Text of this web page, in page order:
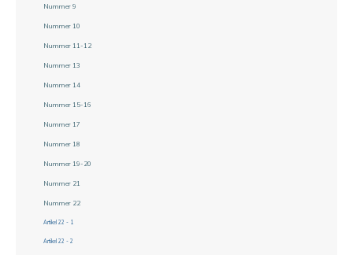
Nummer 9
Nummer 10
Nummer 11-12
Nummer 13
Nummer 14
Nummer 15-16
Nummer 17
Nummer 18
Nummer 19-20
Nummer 21
Nummer 22
Artikel 22 - 1
Artikel 22 - 2